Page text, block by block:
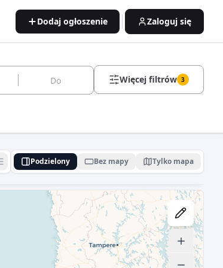
Dodaj ogłoszenie Zaloguj się
Więcej filtrów 3
Podzielony Bez mapy Tylko mapa